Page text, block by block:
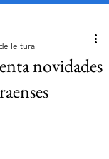
novidades
leitura